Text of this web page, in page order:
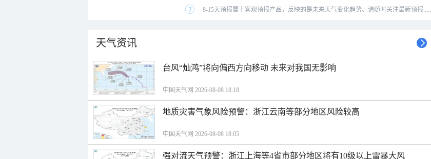
8-15天预报属于客观预报产品，反映的是未来天气变化趋势、请随时关注最新预报.....
天气资讯
台风“灿鸿”将向偏西方向移动 未来对我国无影响
中国天气网 2026-08-08 18:18
地质灾害气象风险预警：浙江云南等部分地区风险较高
中国天气网 2026-08-08 18:05
强对流天气预警：浙江上海等4省市部分地区将有10级以上雷暴大风